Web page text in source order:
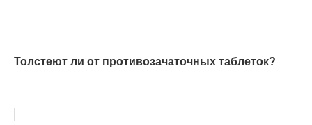
Толстеют ли от противозачаточных таблеток?